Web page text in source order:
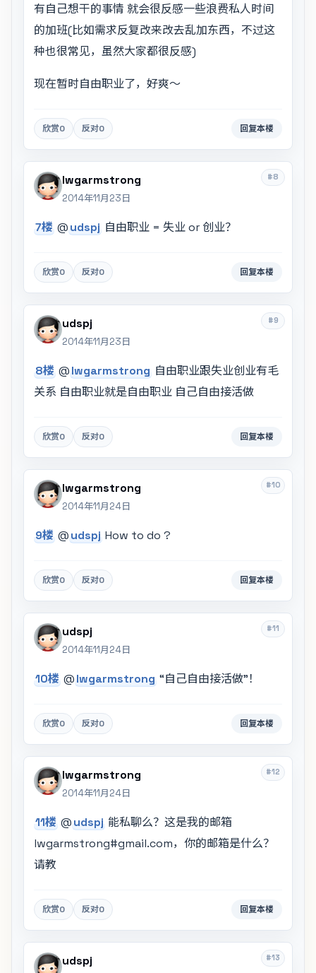
有自己想干的事情 就会很反感一些浪费私人时间
的加班(比如需求反复改来改去乱加东西，不过这
种也很常见，虽然大家都很反感)
现在暂时自由职业了，好爽～
欣赏0 反对0 回复本楼
#8
lwgarmstrong
2014年11月23日
7楼 @udspj 自由职业 = 失业 or 创业？
欣赏0 反对0 回复本楼
#9
udspj
2014年11月23日
8楼 @lwgarmstrong 自由职业跟失业创业有毛
关系 自由职业就是自由职业 自己自由接活做
欣赏0 反对0 回复本楼
#10
lwgarmstrong
2014年11月24日
9楼 @udspj How to do ?
欣赏0 反对0 回复本楼
#11
udspj
2014年11月24日
10楼 @lwgarmstrong “自己自由接活做”！
欣赏0 反对0 回复本楼
#12
lwgarmstrong
2014年11月24日
11楼 @udspj 能私聊么？这是我的邮箱
lwgarmstrong#gmail.com，你的邮箱是什么？
请教
欣赏0 反对0 回复本楼
#13
udspj